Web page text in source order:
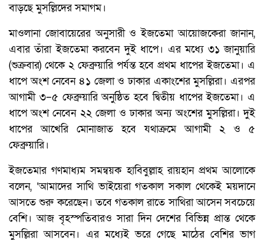
বাড়ছে মুসল্লিদের সমাগম।
মাওলানা জোবায়েরের অনুসারী ও ইজতেমা আয়োজকেরা জানান,
এবার তাঁরা ইজতেমা করবেন দুই ধাপে। এর মধ্যে ৩১ জানুয়ারি
(শুক্রবার) থেকে ২ ফেব্রুয়ারি পর্যন্ত হবে প্রথম ধাপের ইজতেমা। এ
ধাপে অংশ নেবেন ৪১ জেলা ও ঢাকার একাংশের মুসল্লিরা। এরপর
আগামী ৩–৫ ফেব্রুয়ারি অনুষ্ঠিত হবে দ্বিতীয় ধাপের ইজতেমা। এ
ধাপে অংশ নেবেন ২২ জেলা ও ঢাকার অন্য অংশের মুসল্লিরা। দুই
ধাপের আখেরি মোনাজাত হবে যথাক্রমে আগামী ২ ও ৫
ফেব্রুয়ারি।
ইজতেমার গণমাধ্যম সমন্বয়ক হাবিবুল্লাহ রায়হান প্রথম আলোকে
বলেন, ‘আমাদের সাথি ভাইয়েরা গতকাল সকাল থেকেই ময়দানে
আসতে শুরু করেছেন। তবে গতকাল রাতে সাথিরা আসেন সবচেয়ে
বেশি। আজ বৃহস্পতিবারও সারা দিন দেশের বিভিন্ন প্রান্ত থেকে
মুসল্লিরা আসবেন। এর মধ্যেই ভরে গেছে মাঠের বেশির ভাগ